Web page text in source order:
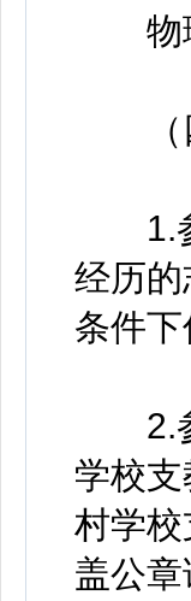
物理
（四
1.参
经历
条件下
2.参
学校
村学
盖公